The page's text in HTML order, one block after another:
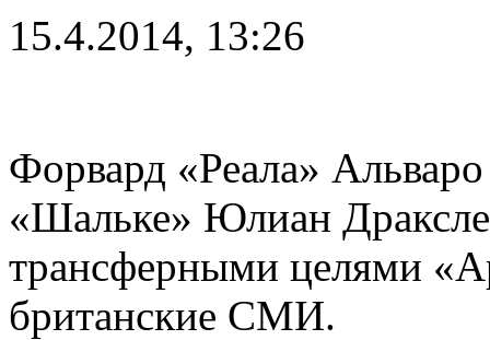
15.4.2014, 13:26
Форвард «Реала»
«Шальке» Юлиан
трансферными целями
британские СМИ.